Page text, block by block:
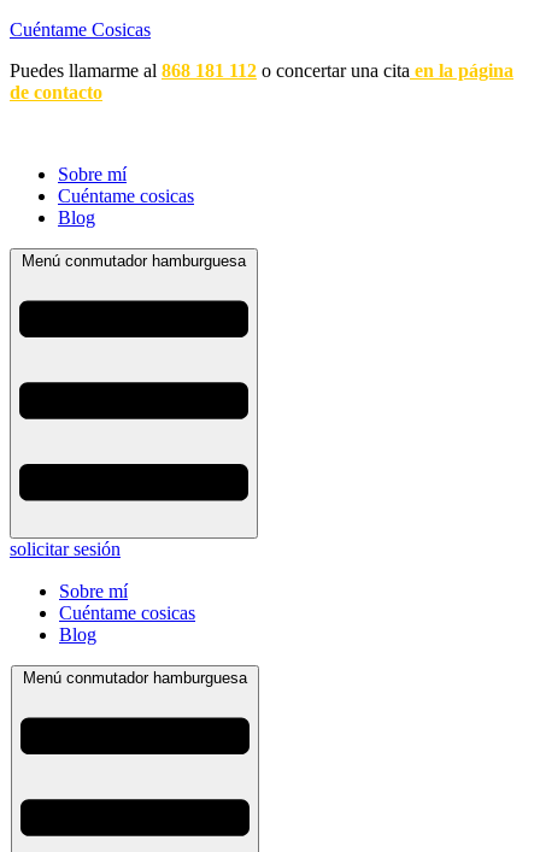
Cuéntame Cosicas
Puedes llamarme al 868 181 112 o concertar una cita en la página
de contacto
Sobre mí
Cuéntame cosicas
Blog
Menú conmutador hamburguesa
solicitar sesión
Sobre mí
Cuéntame cosicas
Blog
Menú conmutador hamburguesa